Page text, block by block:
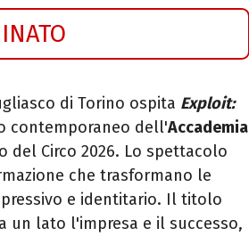
di Torino ospita Exploit:
contemporaneo dell'Accademia
del Circo 2026. Lo spettacolo
che trasformano le
e identitario. Il titolo
un lato l'impresa e il successo,